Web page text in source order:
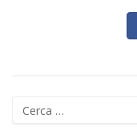
Ricerca